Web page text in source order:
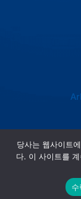
당사는 웹사이트
다. 이 사이트를